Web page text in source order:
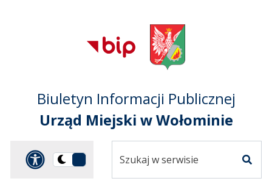
Przejdź do
głównego menu
Przejdź do treści
Przejdź do mapy
serwisu
Biuletyn Informacji Publicznej
Urząd Miejski w Wołominie
Panel dostosowania
Przełącz
serwisie